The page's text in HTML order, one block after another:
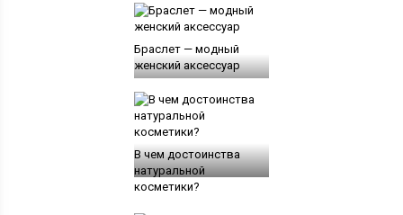
Браслет — модный
женский аксессуар
В чем достоинства
натуральной
косметики?